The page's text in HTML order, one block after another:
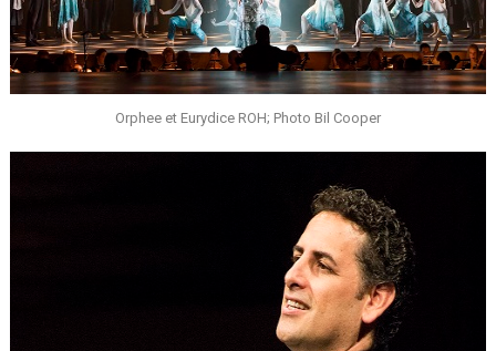
Orphee et Eurydice ROH; Photo Bil Cooper